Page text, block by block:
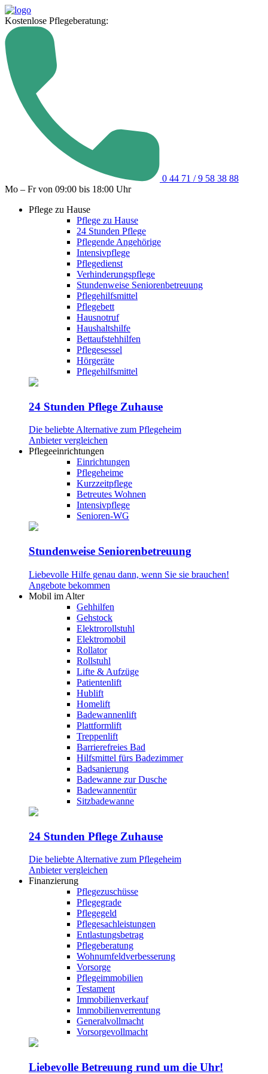
Kostenlose Pflegeberatung:
0 44 71 / 9 58 38 88
Mo – Fr von 09:00 bis 18:00 Uhr
Pflege zu Hause
Pflege zu Hause
24 Stunden Pflege
Pflegende Angehörige
Intensivpflege
Pflegedienst
Verhinderungspflege
Stundenweise Seniorenbetreuung
Pflegehilfsmittel
Pflegebett
Hausnotruf
Haushaltshilfe
Bettaufstehhilfen
Pflegesessel
Hörgeräte
Pflegehilfsmittel
24 Stunden Pflege Zuhause
Die beliebte Alternative zum Pflegeheim
Anbieter vergleichen
Pflegeeinrichtungen
Einrichtungen
Pflegeheime
Kurzzeitpflege
Betreutes Wohnen
Intensivpflege
Senioren-WG
Stundenweise Seniorenbetreuung
Liebevolle Hilfe genau dann, wenn Sie sie brauchen!
Angebote bekommen
Mobil im Alter
Gehhilfen
Gehstock
Elektrorollstuhl
Elektromobil
Rollator
Rollstuhl
Lifte & Aufzüge
Patientenlift
Hublift
Homelift
Badewannenlift
Plattformlift
Treppenlift
Barrierefreies Bad
Hilfsmittel fürs Badezimmer
Badsanierung
Badewanne zur Dusche
Badewannentür
Sitzbadewanne
24 Stunden Pflege Zuhause
Die beliebte Alternative zum Pflegeheim
Anbieter vergleichen
Finanzierung
Pflegezuschüsse
Pflegegrade
Pflegegeld
Pflegesachleistungen
Entlastungsbetrag
Pflegeberatung
Wohnumfeldverbesserung
Vorsorge
Pflegeimmobilien
Testament
Immobilienverkauf
Immobilienverrentung
Generalvollmacht
Vorsorgevollmacht
Liebevolle Betreuung rund um die Uhr!